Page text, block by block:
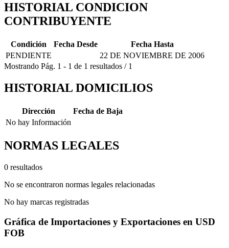
HISTORIAL CONDICION
CONTRIBUYENTE
Condición Fecha Desde
Fecha Hasta
PENDIENTE
22 DE NOVIEMBRE DE 2006
Mostrando Pág. 1 - 1 de 1 resultados / 1
HISTORIAL DOMICILIOS
Dirección
Fecha de Baja
No hay Información
NORMAS LEGALES
0 resultados
No se encontraron normas legales relacionadas
No hay marcas registradas
Gráfica de Importaciones y Exportaciones en USD
FOB